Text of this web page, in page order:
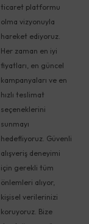
ticaret platformu
olma vizyonuyla
hareket ediyoruz.
Her zaman en iyi
fiyatları, en güncel
kampanyaları ve en
hızlı teslimat
seçeneklerini
sunmayı
hedefliyoruz. Güvenli
alışveriş deneyimi
için gerekli tüm
önlemleri alıyor,
kişisel verilerinizi
koruyoruz. Bize